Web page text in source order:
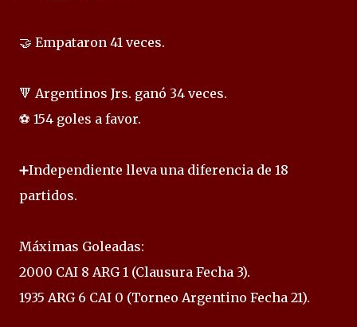
🤝 Empataron 41 veces.
🔻 Argentinos Jrs. ganó 34 veces.
⚽ 154 goles a favor.
➕Independiente lleva una diferencia de 18
partidos.
Máximas Goleadas:
2000 CAI 8 ARG 1 (Clausura Fecha 3).
1935 ARG 6 CAI 0 (Torneo Argentino Fecha 21).